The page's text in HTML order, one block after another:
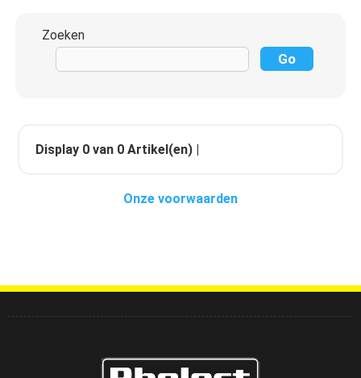
Zoeken
Display 0 van 0 Artikel(en) |
Onze voorwaarden